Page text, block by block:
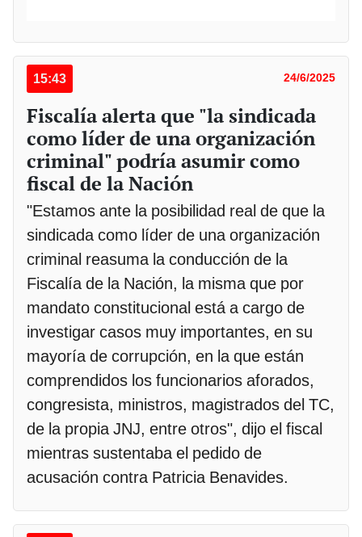
15:43 24/6/2025
Fiscalía alerta que "la sindicada
como líder de una organización
criminal" podría asumir como
fiscal de la Nación
"Estamos ante la posibilidad real de que la
sindicada como líder de una organización
criminal reasuma la conducción de la
Fiscalía de la Nación, la misma que por
mandato constitucional está a cargo de
investigar casos muy importantes, en su
mayoría de corrupción, en la que están
comprendidos los funcionarios aforados,
congresista, ministros, magistrados del TC,
de la propia JNJ, entre otros", dijo el fiscal
mientras sustentaba el pedido de
acusación contra Patricia Benavides.